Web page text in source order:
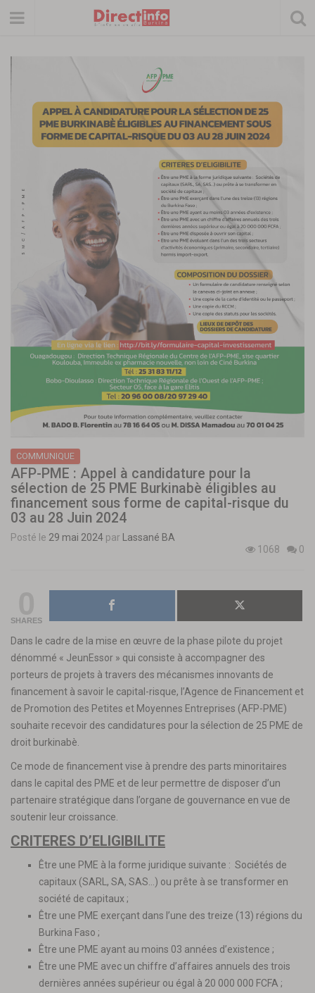
COMMUNIQUE
AFP-PME : Appel à candidature pour la
sélection de 25 PME Burkinabè éligibles au
financement sous forme de capital-risque du
03 au 28 Juin 2024
Posté le 29 mai 2024 par
Lassané BA
1068
0
SHARES
Dans le cadre de la mise en œuvre de la phase pilote du projet
dénommé « JeunEssor » qui consiste à accompagner des
porteurs de projets à travers des mécanismes innovants de
financement à savoir le capital-risque, l’Agence de Financement et
de Promotion des Petites et Moyennes Entreprises (AFP-PME)
souhaite recevoir des candidatures pour la sélection de 25 PME de
droit burkinabè.
Ce mode de financement vise à prendre des parts minoritaires
dans le capital des PME et de leur permettre de disposer d’un
partenaire stratégique dans l’organe de gouvernance en vue de
soutenir leur croissance.
CRITERES D’ELIGIBILITE
Être une PME à la forme juridique suivante : Sociétés de
capitaux (SARL, SA, SAS…) ou prête à se transformer en
société de capitaux ;
Être une PME exerçant dans l’une des treize (13) régions du
Burkina Faso ;
Être une PME ayant au moins 03 années d’existence ;
Être une PME avec un chiffre d’affaires annuels des trois
dernières années supérieur ou égal à 20 000 000 FCFA ;